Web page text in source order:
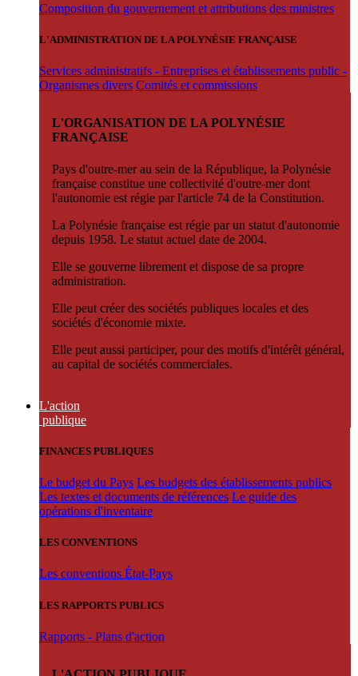
Composition du gouvernement et attributions des ministres
L'ADMINISTRATION DE LA POLYNÉSIE FRANÇAISE
Services administratifs - Entreprises et établissements public -
Organismes divers Comités et commissions
L'ORGANISATION DE LA POLYNÉSIE
FRANÇAISE
Pays d'outre-mer au sein de la République, la Polynésie
française constitue une collectivité d'outre-mer dont
l'autonomie est régie par l'article 74 de la Constitution.
La Polynésie française est régie par un statut d'autonomie
depuis 1958. Le statut actuel date de 2004.
Elle se gouverne librement et dispose de sa propre
administration.
Elle peut créer des sociétés publiques locales et des
sociétés d'économie mixte.
Elle peut aussi participer, pour des motifs d'intérêt général,
au capital de sociétés commerciales.
L'action
publique
FINANCES PUBLIQUES
Le budget du Pays Les budgets des établissements publics
Les textes et documents de références Le guide des
opérations d'inventaire
LES CONVENTIONS
Les conventions État-Pays
LES RAPPORTS PUBLICS
Rapports - Plans d'action